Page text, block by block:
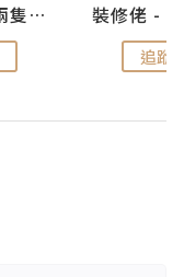
儍媽媽與兩隻小魔怪之家
追蹤